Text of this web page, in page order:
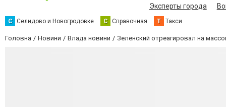
Эксперты города
С Селидово и Новогродовке С Справочная Т Такси
Головна Новини Влада новини Зеленский отреагировал на